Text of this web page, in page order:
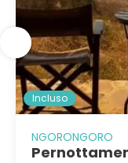
Incluso
NGORONGORO